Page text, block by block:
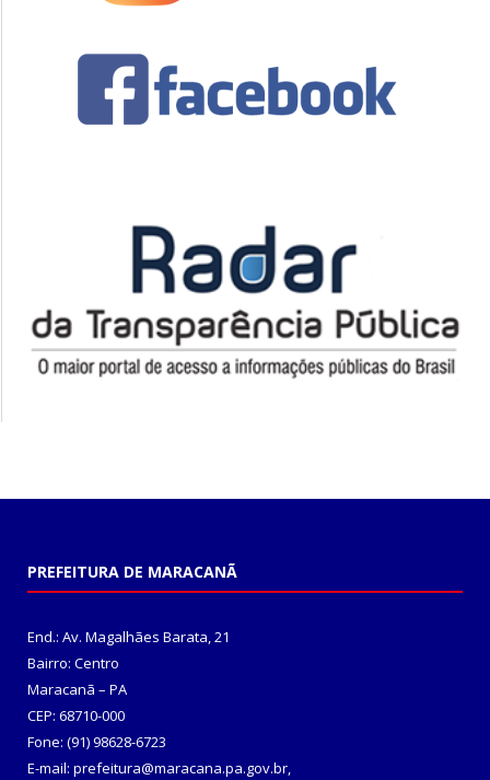
PREFEITURA DE MARACANÃ
End.: Av. Magalhães Barata, 21
Bairro: Centro
Maracanã – PA
CEP: 68710-000
Fone: (91) 98628-6723
E-mail: prefeitura@maracana.pa.gov.br,